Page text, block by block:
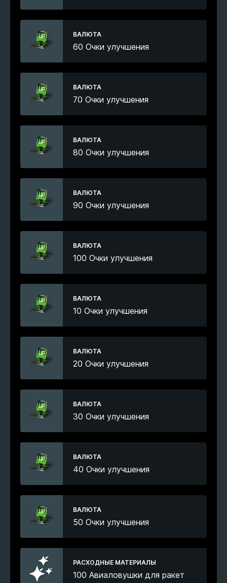
ВАЛЮТА
60 Очки улучшения
ВАЛЮТА
70 Очки улучшения
ВАЛЮТА
80 Очки улучшения
ВАЛЮТА
90 Очки улучшения
ВАЛЮТА
100 Очки улучшения
ВАЛЮТА
10 Очки улучшения
ВАЛЮТА
20 Очки улучшения
ВАЛЮТА
30 Очки улучшения
ВАЛЮТА
40 Очки улучшения
ВАЛЮТА
50 Очки улучшения
РАСХОДНЫЕ МАТЕРИАЛЫ
100 Авиаловушки для ракет